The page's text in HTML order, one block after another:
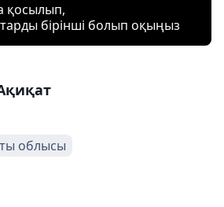
қосылып,
бірінші болып оқыңыз
облысы